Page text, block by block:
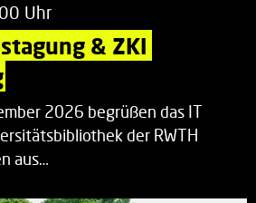
Uhr
& ZKI
2026 begrüßen das IT
der RWTH
aus…